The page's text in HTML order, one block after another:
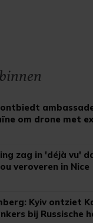
om drone met
zag in 'déjà vu'
veroveren in Nice
Kyiv ontziet
bij Russische